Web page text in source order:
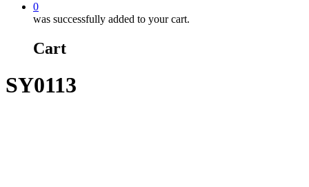
0
was successfully added to your cart.
Cart
SY0113